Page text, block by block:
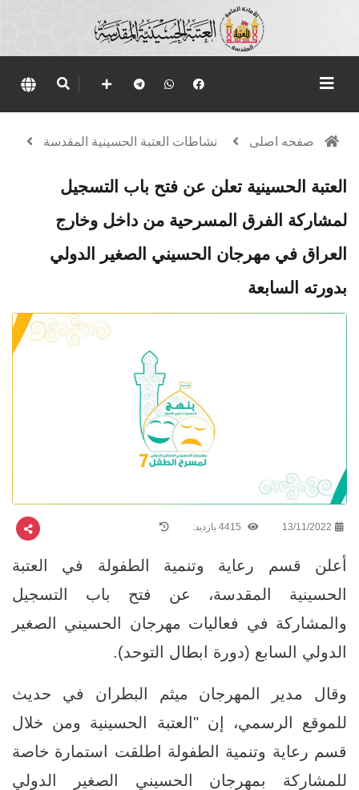
صفحه اصلی نشاطات العتبة الحسينية المقدسة
العتبة الحسينية تعلن عن فتح باب التسجيل
لمشاركة الفرق المسرحية من داخل وخارج
العراق في مهرجان الحسيني الصغير الدولي
بدورته السابعة
13/11/2022
أعلن قسم رعاية وتنمية الطفولة في العتبة
الحسينية المقدسة، عن فتح باب التسجيل
والمشاركة في فعاليات مهرجان الحسيني الصغير
الدولي السابع (دورة ابطال التوحد).
وقال مدير المهرجان ميثم البطران في حديث
للموقع الرسمي، إن "العتبة الحسينية ومن خلال
قسم رعاية وتنمية الطفولة اطلقت استمارة خاصة
للمشاركة بمهرجان الحسيني الصغير الدولي